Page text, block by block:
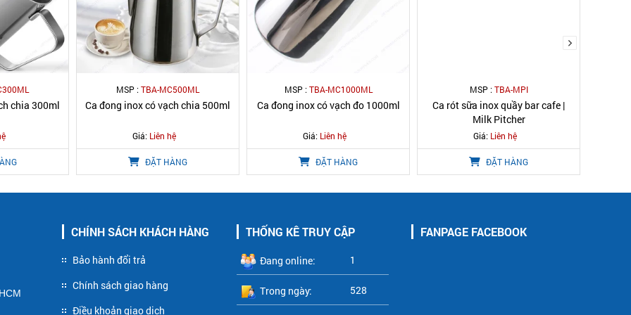
chia 300ml
MSP :TBA-MC500ML
Ca đong inox có vạch chia 500ml
Giá: Liên hệ
ĐẶT HÀNG
MSP :TBA-MC1000ML
Ca đong inox có vạch đo 1000ml
Giá: Liên hệ
ĐẶT HÀNG
MSP :TBA-MPI
Ca rót sữa inox quầy bar cafe |
Milk Pitcher
Giá: Liên hệ
ĐẶT HÀNG
CHÍNH SÁCH KHÁCH HÀNG
Bảo hành đổi trả
Chính sách giao hàng
Điều khoản giao dịch
THỐNG KÊ TRUY CẬP
Đang online: 1
Trong ngày: 528
FANPAGE FACEBOOK